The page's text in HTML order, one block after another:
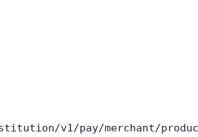
v1/pay/merchant/